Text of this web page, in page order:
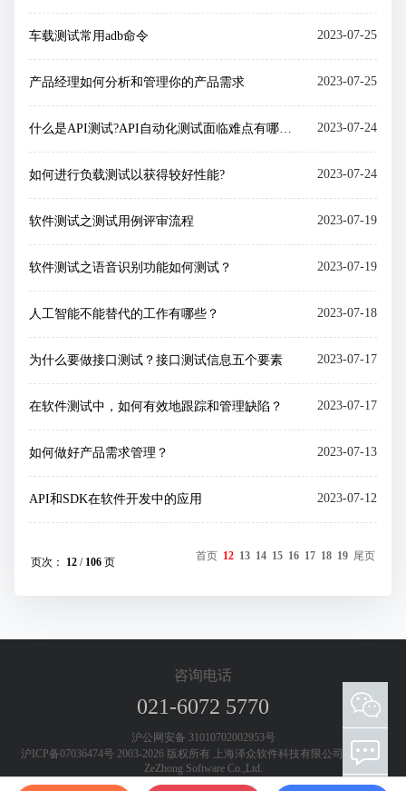
车载测试常用adb命令 2023-07-25
产品经理如何分析和管理你的产品需求 2023-07-25
什么是API测试?API自动化测试面临难点有哪些？ 2023-07-24
如何进行负载测试以获得较好性能? 2023-07-24
软件测试之测试用例评审流程 2023-07-19
软件测试之语音识别功能如何测试？ 2023-07-19
人工智能不能替代的工作有哪些？ 2023-07-18
为什么要做接口测试？接口测试信息五个要素 2023-07-17
在软件测试中，如何有效地跟踪和管理缺陷？ 2023-07-17
如何做好产品需求管理？ 2023-07-13
API和SDK在软件开发中的应用 2023-07-12
页次： 12 / 106 页 首页 12 13 14 15 16 17 18 19 尾页
咨询电话
021-6072 5770
沪公网安备 31010702002953号
沪ICP备07036474号 2003-2026 版权所有 上海泽众软件科技有限公司 Shanghai
ZeZhong Software Co.,Ltd.